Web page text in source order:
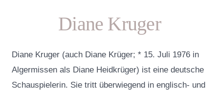
Diane Kruger
Diane Kruger (auch Diane Krüger; * 15. Juli 1976 in
Algermissen als Diane Heidkrüger) ist eine deutsche
Schauspielerin. Sie tritt überwiegend in englisch- und